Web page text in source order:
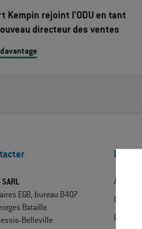
Kempin rejoint l'ODU en tant
directeur des ventes
EGB, bureau B407
Bataille
Belleville
À propos
ODU
Contact